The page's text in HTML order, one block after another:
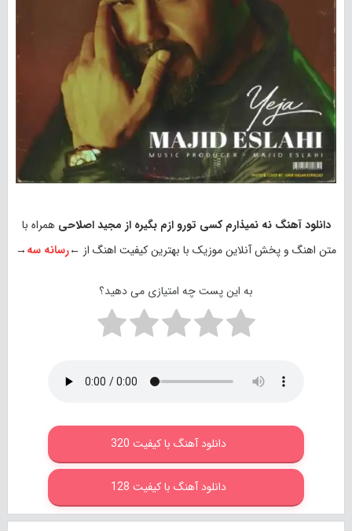
دانلود آهنگ نه نمیذارم کسی تورو ازم بگیره از مجید اصلاحیهمراه با
متن اهنگ و پخش آنلاین موزیک با بهترین کیفیت اهنگ از ←رسانه سه→
به این پست چه امتیازی می دهید؟
دانلود آهنگ با کیفیت 320
دانلود آهنگ با کیفیت 128